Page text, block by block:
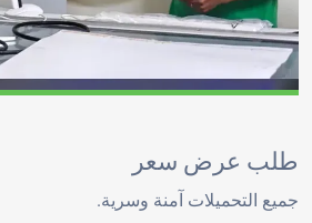
طلب عرض سعر
جميع التحميلات آمنة وسرية.